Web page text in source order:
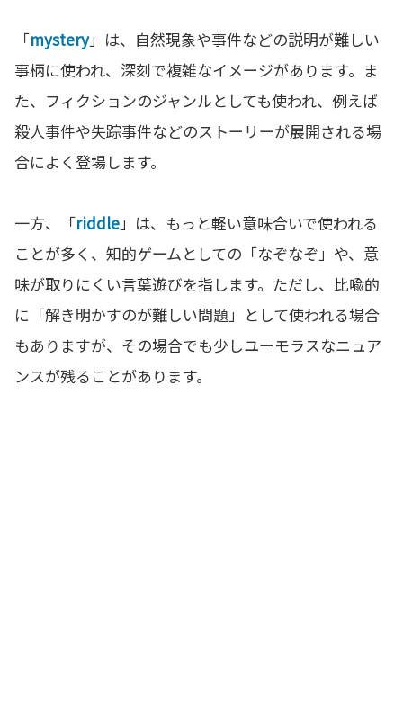
「mystery」は、自然現象や事件などの説明が難しい
事柄に使われ、深刻で複雑なイメージがあります。ま
た、フィクションのジャンルとしても使われ、例えば
殺人事件や失踪事件などのストーリーが展開される場
合によく登場します。
一方、「riddle」は、もっと軽い意味合いで使われる
ことが多く、知的ゲームとしての「なぞなぞ」や、意
味が取りにくい言葉遊びを指します。ただし、比喩的
に「解き明かすのが難しい問題」として使われる場合
もありますが、その場合でも少しユーモラスなニュア
ンスが残ることがあります。